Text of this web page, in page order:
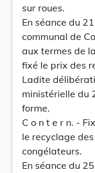
sur roues.
En séance du
communal de
aux termes de
fixé le prix des
Ladite
ministérielle du
forme.
C o n t e r n. -
le recyclage
congélateurs.
En séance du